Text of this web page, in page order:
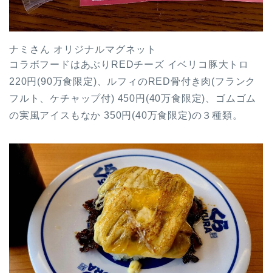
ナミさん オリジナルマグネット
コラボフードはあぶりREDチーズ イベリコ豚大トロ
220円(90万食限定)、ルフィのRED骨付き肉(フランク
フルト、ケチャップ付) 450円(40万食限定)、ゴムゴム
の実風アイスもなか 350円(40万食限定)の３種類。